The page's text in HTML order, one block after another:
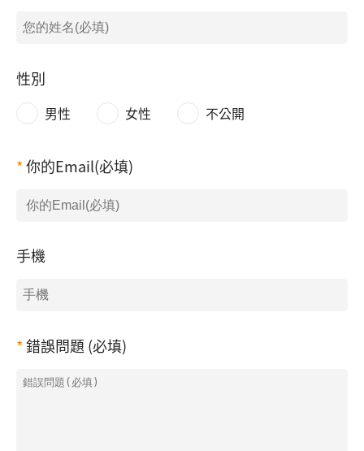
性別
男性 女性 不公開
你的Email(必填)
手機
錯誤問題 (必填)